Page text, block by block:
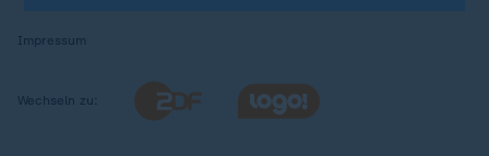
Impressum
Wechseln zu: